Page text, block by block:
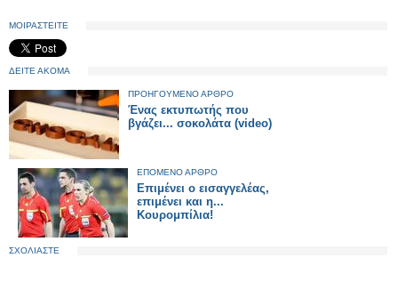
ΜΟΙΡΑΣΤΕΙΤΕ
ΔΕΙΤΕ ΑΚΟΜΑ
ΠΡΟΗΓΟΥΜΕΝΟ ΑΡΘΡΟ
Ένας εκτυπωτής που
βγάζει... σοκολάτα (video)
ΕΠΟΜΕΝΟ ΑΡΘΡΟ
Επιμένει ο εισαγγελέας,
επιμένει και η...
Κουρομπίλια!
ΣΧΟΛΙΑΣΤΕ